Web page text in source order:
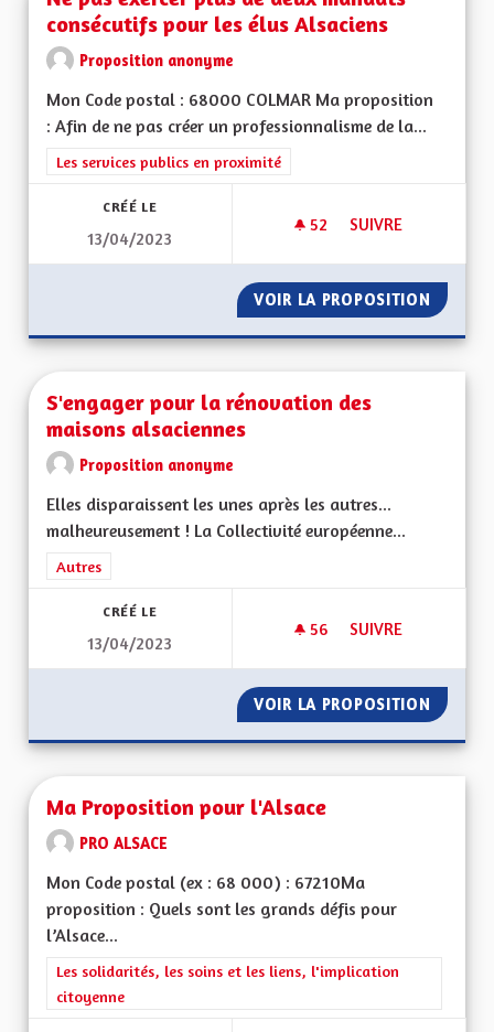
consécutifs pour les élus Alsaciens
Proposition anonyme
Mon Code postal : 68000 COLMAR Ma proposition
: Afin de ne pas créer un professionnalisme de la...
Filtrer les résultats de la catégorie : Les services publics en
Les services publics en proximité
CRÉÉ LE
13/04/2023
52 52 ABONNÉS
SUIVRE
VOIR LA PROPOSITION NE
S'engager pour la rénovation des
maisons alsaciennes
Proposition anonyme
Elles disparaissent les unes après les autres...
malheureusement ! La Collectivité européenne...
Filtrer les résultats de la catégorie : Autres
Autres
CRÉÉ LE
13/04/2023
56 56 ABONNÉS
SUIVRE
VOIR LA PROPOSITION
Ma Proposition pour l'Alsace
PRO ALSACE
Mon Code postal (ex : 68 000) : 67210Ma
proposition : Quels sont les grands défis pour
l’Alsace...
Filtrer les résultats de la catégorie : Les solidarités, les soins
Les solidarités, les soins et les liens, l'implication
citoyenne